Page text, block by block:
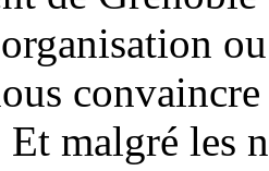
Et malgré les